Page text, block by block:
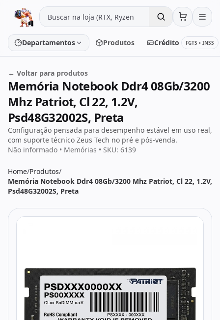
Pular para o conteúdo
Departamentos
Placa de vídeo Processador
Placa-mãe
SSD/HD Periféricos
PC Gamer
Monitores
Produtos Crédito FGTS • INSS
← Voltar para produtos
Memória Notebook Ddr4 08Gb/3200
Mhz Patriot, Cl 22, 1.2V,
Psd48G32002S, Preta
Configuração pensada para desempenho estável em uso real,
com suporte técnico Zeus Tech no pré e pós-venda.
Não informado • Memórias • SKU: 6139
Home/Produtos/
Memória Notebook Ddr4 08Gb/3200 Mhz Patriot, Cl 22, 1.2V,
Psd48G32002S, Preta